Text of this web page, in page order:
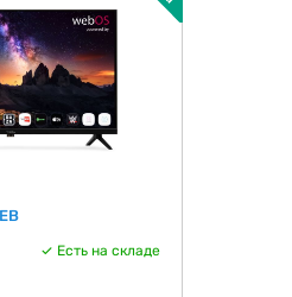
Есть на складе